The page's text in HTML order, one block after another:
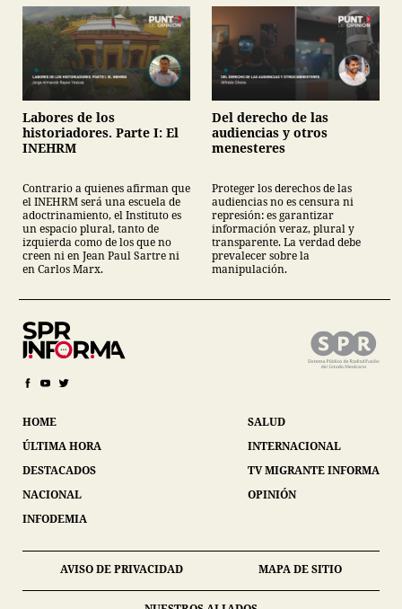
Labores de los
historiadores. Parte I: El
INEHRM
Contrario a quienes afirman que
el INEHRM será una escuela de
adoctrinamiento, el Instituto es
un espacio plural, tanto de
izquierda como de los que no
creen ni en Jean Paul Sartre ni
en Carlos Marx.
Del derecho de las
audiencias y otros
menesteres
Proteger los derechos de las
audiencias no es censura ni
represión: es garantizar
información veraz, plural y
transparente. La verdad debe
prevalecer sobre la
manipulación.
HOME
ÚLTIMA HORA
DESTACADOS
NACIONAL
INFODEMIA
SALUD
INTERNACIONAL
TV MIGRANTE INFORMA
OPINIÓN
AVISO DE PRIVACIDAD MAPA DE SITIO